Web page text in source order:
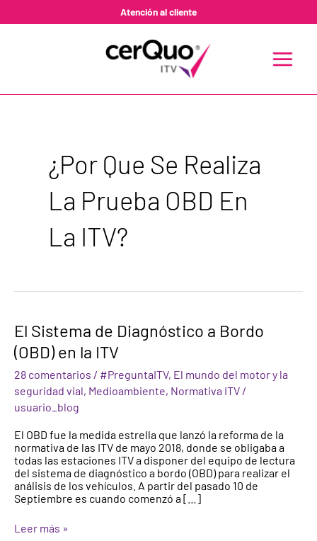
Atención al cliente
MENU
¿por Que Se Realiza
La Prueba OBD En
La ITV?
El Sistema de Diagnóstico a Bordo
(OBD) en la ITV
28 comentarios / #PreguntaITV, El mundo del motor y la
seguridad vial, Medioambiente, Normativa ITV /
usuario_blog
El OBD fue la medida estrella que lanzó la reforma de la
normativa de las ITV de mayo 2018, donde se obligaba a
todas las estaciones ITV a disponer del equipo de lectura
del sistema de diagnóstico a bordo (OBD) para realizar el
análisis de los vehículos. A partir del pasado 10 de
Septiembre es cuando comenzó a […]
El
Sistema
de
Diagnóstico
a
Bordo
(OBD)
en
ITV
Leer más »